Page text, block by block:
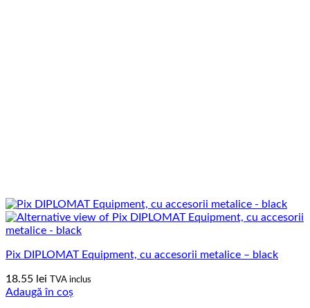
Pix DIPLOMAT Equipment, cu accesorii metalice – black
18.55 lei TVA inclus
Adaugă în coș